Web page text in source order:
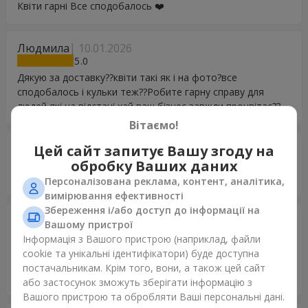
Квіти гарні Все сподобалось ❤️
Людмила 10.01.2026
5
Дякую за доставку??квіти такі як і на фото?все
сподобалось і кульки теж??Робите гарну справу для
людей які на відстані,хай ваш бізнес завжди процвітає??
Ольга 28.11.2025
5
Я растаяла... Сердечки цвета золота
Маріанна Деліцой 02.02.2024
5
Ви найкращі! Квіти і корзина з фруктами просто супер!
Швидка доставка! Сюрприз для мами вдався! Щиро дякую
за вашу допомогу і виконану роботу!
Вітаємо!
Цей сайт запитує Вашу згоду на
обробку Ваших даних
Персоналізована реклама, контент, аналітика,
вимірювання ефективності
Збереження і/або доступ до інформації на
Вашому пристрої
Інформація з Вашого пристрою (наприклад, файли
cookie та унікальні ідентифікатори) буде доступна
постачальникам. Крім того, вони, а також цей сайт
або застосунок зможуть зберігати інформацію з
Вашого пристрою та обробляти Ваші персональні дані.